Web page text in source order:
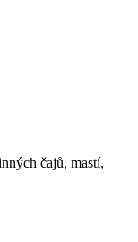
čajů, mastí,